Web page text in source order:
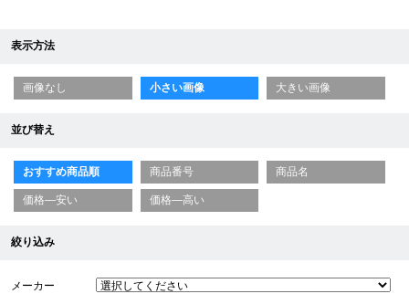
表示方法
画像なし 小さい画像 大きい画像
並び替え
おすすめ商品順 商品番号 商品名
価格—安い 価格—高い
絞り込み
メーカー